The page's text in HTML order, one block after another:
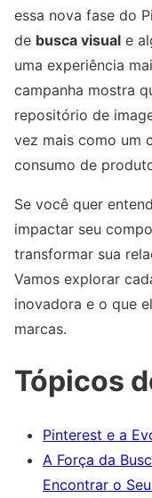
essa nova fase do
de busca visual e
uma experiência
campanha mostra
repositório de
vez mais como um
consumo de
Se você quer
impactar seu
transformar sua
Vamos explorar
inovadora e o que
marcas.
Tópicos
Pinterest e a
A Força da
Encontrar o